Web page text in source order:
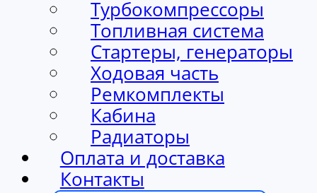
Турбокомпрессоры
Топливная система
Стартеры, генераторы
Ходовая часть
Ремкомплекты
Кабина
Радиаторы
Оплата и доставка
Контакты